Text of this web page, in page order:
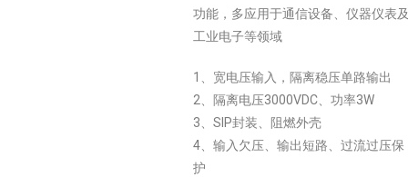
功能，多应用于通信设备、仪器仪表
工业电子等领域
1、宽电压输入，隔离稳压单路输出
2、隔离电压3000VDC、功率3W
3、SIP封装、阻燃外壳
4、输入欠压、输出短路、过流过压保
护